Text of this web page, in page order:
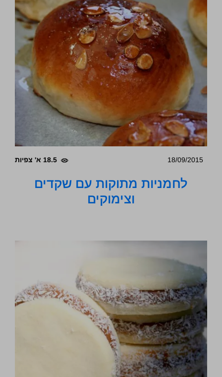
18/09/2015 18.5 א' צפיות
לחמניות מתוקות עם שקדים
וצימוקים